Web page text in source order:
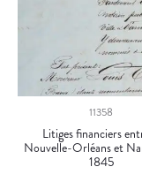
11358
Litiges financiers
Nouvelle-Orléans et
1845